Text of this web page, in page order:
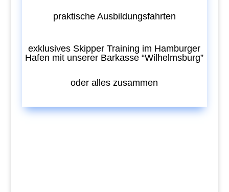
praktische Ausbildungsfahrten
exklusives Skipper Training im Hamburger
Hafen mit unserer Barkasse “Wilhelmsburg”
oder alles zusammen